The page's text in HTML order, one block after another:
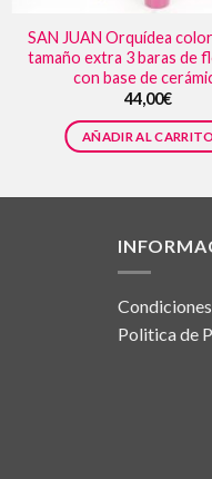
SAN JUAN Orquídea
tamaño extra 3 baras de
con base de
44,00€
AÑADIR AL CARRITO
Politica de